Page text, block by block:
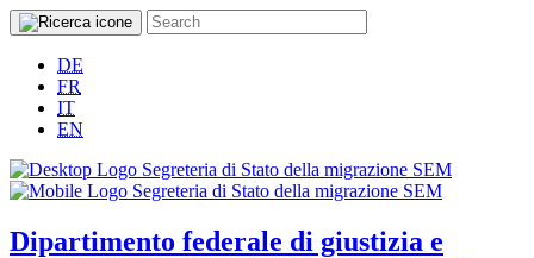
DE
FR
IT
EN
Dipartimento federale di giustizia e